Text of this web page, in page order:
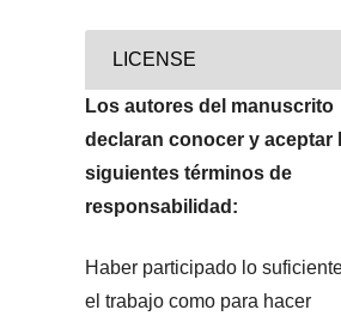
LICENSE
Los autores del manuscrito
declaran conocer y aceptar
siguientes términos de
responsabilidad:
Haber participado lo
el trabajo como para hacer